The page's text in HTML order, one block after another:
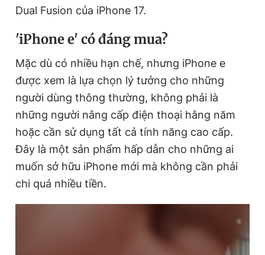
Dual Fusion của iPhone 17.
'iPhone e' có đáng mua?
Mặc dù có nhiều hạn chế, nhưng iPhone e
được xem là lựa chọn lý tưởng cho những
người dùng thông thường, không phải là
những người nâng cấp điện thoại hằng năm
hoặc cần sử dụng tất cả tính năng cao cấp.
Đây là một sản phẩm hấp dẫn cho những ai
muốn sở hữu iPhone mới mà không cần phải
chi quá nhiều tiền.